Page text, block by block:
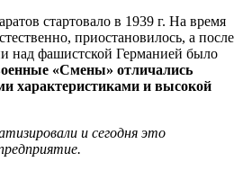
стартовало в 1939 г. На время
приостановилось, а после
над фашистской Германией было
«Смены» отличались
характеристиками и высокой
и сегодня это